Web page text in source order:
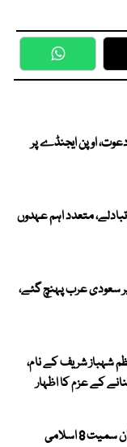
WhatsApp
اوپن ایجنڈے پر
متعدد اہم عہدوں
سعودی عرب پہنچ گئے،
شہباز شریف کے نام،
کے عزم کا اظہار
غزہ میں اسرائیلی کارروائیوں پر پاکستان سمیت 8 اسلامی